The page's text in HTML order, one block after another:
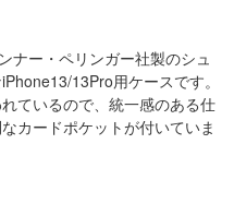
ナー・ペリンガー社製のシュ
13Pro用ケースです。
ているので、統一感のある仕
カードポケットが付いていま